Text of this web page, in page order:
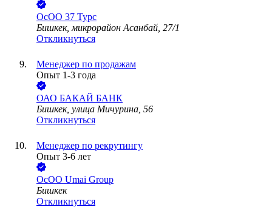
ОсОО 37 Турс
Бишкек, микрорайон Асанбай, 27/1
Откликнуться
Менеджер по продажам
Опыт 1-3 года
ОАО БАКАЙ БАНК
Бишкек, улица Мичурина, 56
Откликнуться
Менеджер по рекрутингу
Опыт 3-6 лет
ОсОО Umai Group
Бишкек
Откликнуться